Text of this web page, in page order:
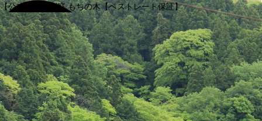
【公式】渓谷別庭 もちの木【ベストレート保証】